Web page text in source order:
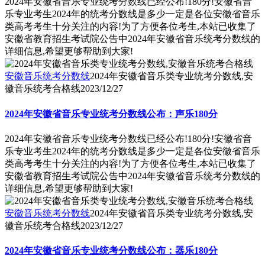
乐专业考生2024年的统考分数线是多少一定是各位安徽省音乐
类高考考生十分关注的内容!为了方便各位考生,本站已收集了
安徽省教育招生考试院公告中2024年安徽省音乐统考分数线的
详细信息,希望更够帮助到大家!
安徽音乐统考分数线2024年安徽省音乐类专业统考分数线,安
徽音乐统考合格线2023/12/27
2024年安徽省音乐专业统考分数线公布：声乐180分
2024年安徽省音乐专业统考分数线已经公布!180分!安徽省音
乐专业考生2024年的统考分数线是多少一定是各位安徽省音乐
类高考考生十分关注的内容!为了方便各位考生,本站已收集了
安徽省教育招生考试院公告中2024年安徽省音乐统考分数线的
详细信息,希望更够帮助到大家!
安徽音乐统考分数线2024年安徽省音乐类专业统考分数线,安
徽音乐统考合格线2023/12/27
2024年安徽省音乐专业统考分数线公布：器乐180分